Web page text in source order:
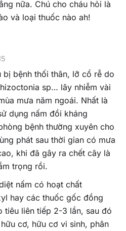
nữa. Chú cho cháu hỏi là
và loại thuốc nào ah!
bị bệnh thối thân, lỡ cổ rễ do
sp… lây nhiễm vài
mưa năm ngoái. Nhất là
dụng nấm đồi kháng
bệnh thường xuyên cho
phát sau thời gian có mưa
khi đã gây ra chết cây là
trọng rồi.
nấm có hoạt chất
hay các thuốc gốc đồng
tiêu liên tiếp 2-3 lần, sau đó
cơ, hữu cơ vi sinh, phân